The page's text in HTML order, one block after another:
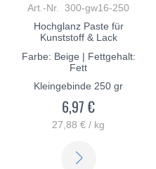
Art.-Nr. 300-gw16-250
Hochglanz Paste für
Kunststoff & Lack
Farbe: Beige | Fettgehalt:
Fett
Kleingebinde 250 gr
6,97 €
27,88 € / kg